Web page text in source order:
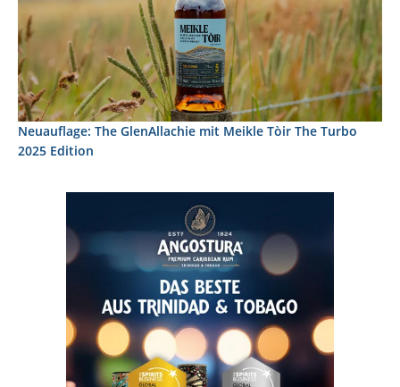
Neuauflage: The GlenAllachie mit Meikle Tòir The Turbo
2025 Edition